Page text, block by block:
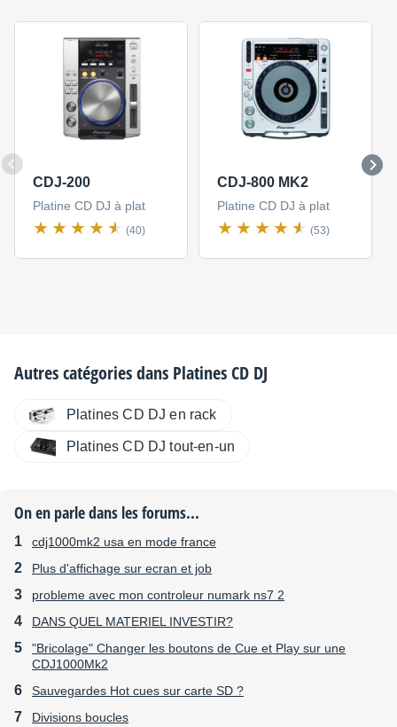
Cue Manuel
Point de repère en temps réel
Sampler de points de repère
Ecran d'affichage
Affichage Wave
Afficheur sur le Jog
Oui
Visualisation de la lecture
Oui
CDJ-200
Platine CD DJ à plat
(40)
CDJ-800 MK2
Platine CD DJ à plat
(53)
Autres catégories dans Platines CD DJ
Platines CD DJ en rack
Platines CD DJ tout-en-un
On en parle dans les forums...
cdj1000mk2 usa en mode france
Plus d'affichage sur ecran et job
probleme avec mon controleur numark ns7 2
DANS QUEL MATERIEL INVESTIR?
"Bricolage" Changer les boutons de Cue et Play sur une
CDJ1000Mk2
Sauvegardes Hot cues sur carte SD ?
Divisions boucles